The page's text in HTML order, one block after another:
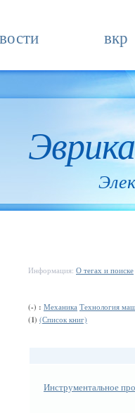
вкр
Эврика
Информация: О тегах и поиске
(-) : Механика Технология
(1) (Список книг)
Инструментальное